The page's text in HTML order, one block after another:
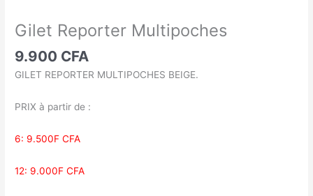
Gilet Reporter Multipoches
9.900 CFA
GILET REPORTER MULTIPOCHES BEIGE.
PRIX à partir de :
6: 9.500F CFA
12: 9.000F CFA